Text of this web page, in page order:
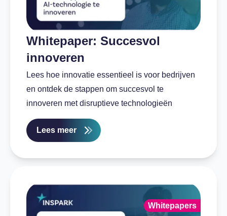
Whitepaper: Succesvol
innoveren
Lees hoe innovatie essentieel is voor bedrijven
en ontdek de stappen om succesvol te
innoveren met disruptieve technologieën
Lees meer
Whitepapers